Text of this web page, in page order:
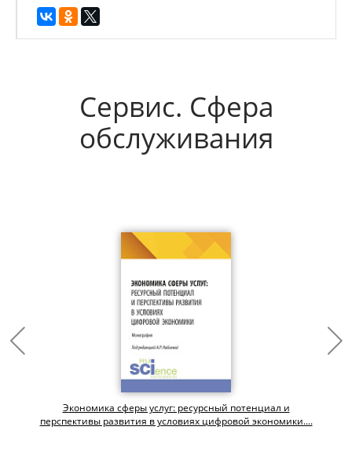
Сервис. Сфера
обслуживания
Экономика сферы услуг: ресурсный потенциал и
перспективы развития в условиях цифровой экономики....